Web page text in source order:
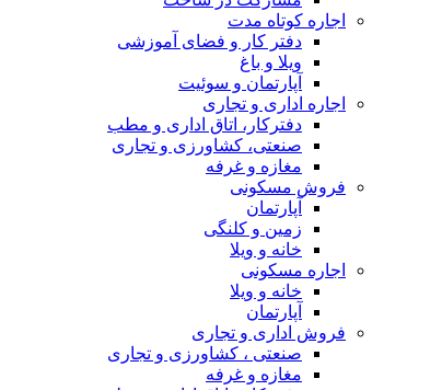
اجاره کوتاه مدت
دفتر کار و فضای آموزشی
ویلا و باغ
آپارتمان و سوئیت
اجاره اداری و تجاری
دفترکار، اتاق اداری و مطب
صنعتی، کشاورزی و تجاری
مغازه و غرفه
فروش مسکونی
آپارتمان
زمین و کلنگی
خانه و ویلا
اجاره مسکونی
خانه و ویلا
آپارتمان
فروش اداری و تجاری
صنعتی ، کشاورزی و تجاری
مغازه و غرفه